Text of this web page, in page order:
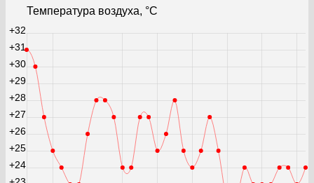
Температура воздуха, °С
+24
+25
+26
+27
+28
+29
+30
+31
+32